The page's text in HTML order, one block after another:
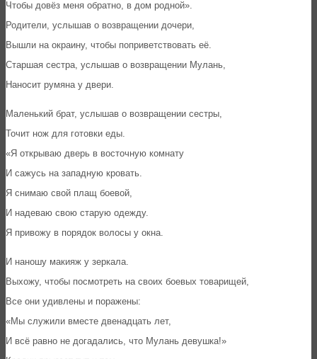
Чтобы довёз меня обратно, в дом родной».
Родители, услышав о возвращении дочери,
Вышли на окраину, чтобы поприветствовать её.
Старшая сестра, услышав о возвращении Мулань,
Наносит румяна у двери.
Маленький брат, услышав о возвращении сестры,
Точит нож для готовки еды.
«Я открываю дверь в восточную комнату
И сажусь на западную кровать.
Я снимаю свой плащ боевой,
И надеваю свою старую одежду.
Я привожу в порядок волосы у окна.
И наношу макияж у зеркала.
Выхожу, чтобы посмотреть на своих боевых товарищей,
Все они удивлены и поражены:
«Мы служили вместе двенадцать лет,
И всё равно не догадались, что Мулань девушка!»